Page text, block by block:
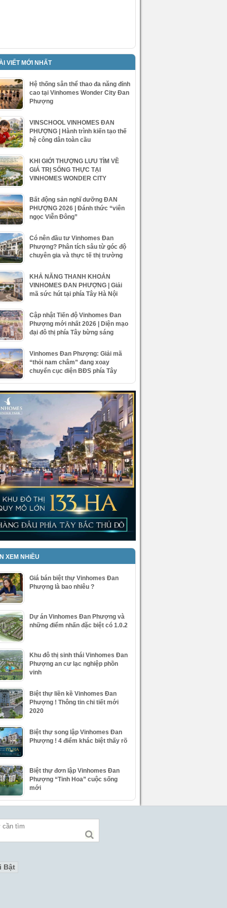
VIẾT MỚI NHẤT
Hệ thống sân thể thao đa năng đỉnh
cao tại Vinhomes Wonder City Đan
Phượng
VINSCHOOL VINHOMES ĐAN
PHƯỢNG | Hành trình kiến tạo thế
hệ công dân toàn cầu
KHI GIỚI THƯỢNG LƯU TÌM VỀ
GIÁ TRỊ SỐNG THỰC TẠI
VINHOMES WONDER CITY
Bất động sản nghĩ dưỡng ĐAN
PHƯỢNG 2026 | Đánh thức “viên
ngọc Viễn Đông”
Có nên đầu tư Vinhomes Đan
Phượng? Phân tích sâu từ góc độ
chuyên gia và thực tế thị trường
KHẢ NĂNG THANH KHOẢN
VINHOMES ĐAN PHƯỢNG | Giải
mã sức hút tại phía Tây Hà Nội
Cập nhật Tiến độ Vinhomes Đan
Phượng mới nhất 2026 | Diện mạo
đại đô thị phía Tây bừng sáng
Vinhomes Đan Phượng: Giải mã
“thỏi nam châm” đang xoay
chuyển cục diện BĐS phía Tây
XEM NHIỀU
Giá bán biệt thự Vinhomes Đan
Phượng là bao nhiêu ?
Dự án Vinhomes Đan Phượng và
những điểm nhấn đặc biệt có 1.0.2
Khu đô thị sinh thái Vinhomes Đan
Phượng an cư lạc nghiệp phồn
vinh
Biệt thự liền kề Vinhomes Đan
Phượng ! Thông tin chi tiết mới
2020
Biệt thự song lập Vinhomes Đan
Phượng ! 4 điểm khác biệt thấy rõ
Biệt thự đơn lập Vinhomes Đan
Phượng “Tinh Hoa” cuộc sống
mới
Bật